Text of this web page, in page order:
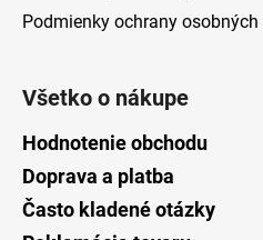
Podmienky ochrany
Všetko o nákupe
Hodnotenie obchodu
Doprava a platba
Často kladené otázky